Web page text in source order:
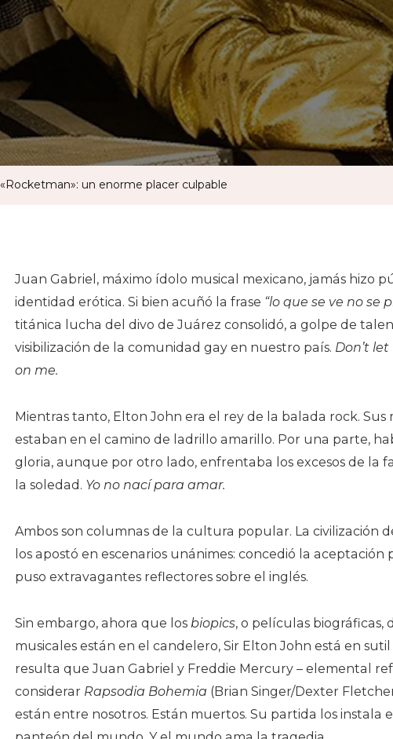
«Rocketman»: un enorme placer culpable
Juan Gabriel, máximo ídolo musical mexicano, jamás hizo
identidad erótica. Si bien acuñó la frase “lo que se ve no se
titánica lucha del divo de Juárez consolidó, a golpe de
visibilización de la comunidad gay en nuestro país. Don’t
on me.
Mientras tanto, Elton John era el rey de la balada rock. Sus
estaban en el camino de ladrillo amarillo. Por una parte,
gloria, aunque por otro lado, enfrentaba los excesos de la
la soledad. Yo no nací para amar.
Ambos son columnas de la cultura popular. La civilización
los apostó en escenarios unánimes: concedió la aceptación
puso extravagantes reflectores sobre el inglés.
Sin embargo, ahora que los biopics, o películas biográficas,
musicales están en el candelero, Sir Elton John está en
resulta que Juan Gabriel y Freddie Mercury – elemental
considerar Rapsodia Bohemia (Brian Singer/Dexter
están entre nosotros. Están muertos. Su partida los instala